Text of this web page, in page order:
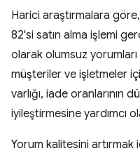
Harici araştırmalara
82'si satın alma işlemi
olarak olumsuz
müşteriler ve işletmeler
varlığı, iade oranlarının
iyileştirmesine yardımcı
Yorum kalitesini